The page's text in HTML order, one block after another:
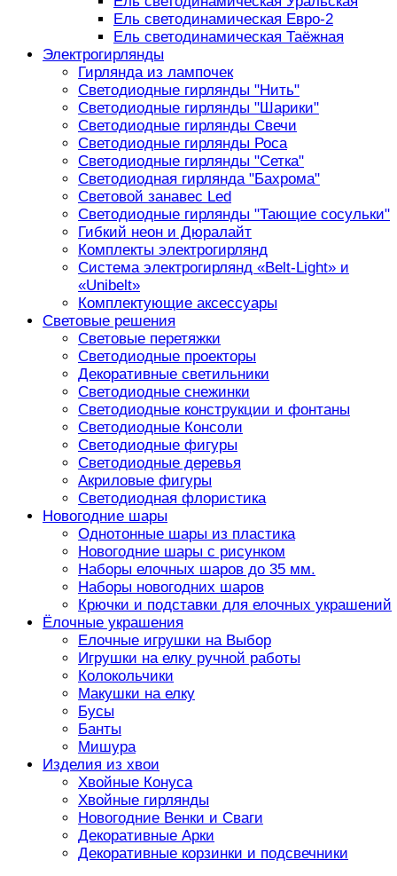
Ель светодинамическая Евро-2
Ель светодинамическая Таёжная
Электрогирлянды
Гирлянда из лампочек
Светодиодные гирлянды "Нить"
Светодиодные гирлянды "Шарики"
Светодиодные гирлянды Свечи
Светодиодные гирлянды Роса
Светодиодные гирлянды "Сетка"
Светодиодная гирлянда "Бахрома"
Световой занавес Led
Светодиодные гирлянды "Тающие сосульки"
Гибкий неон и Дюралайт
Комплекты электрогирлянд
Система электрогирлянд «Belt-Light» и
«Unibelt»
Комплектующие аксессуары
Световые решения
Световые перетяжки
Светодиодные проекторы
Декоративные светильники
Светодиодные снежинки
Светодиодные конструкции и фонтаны
Светодиодные Консоли
Светодиодные фигуры
Светодиодные деревья
Акриловые фигуры
Светодиодная флористика
Новогодние шары
Однотонные шары из пластика
Новогодние шары с рисунком
Наборы елочных шаров до 35 мм.
Наборы новогодних шаров
Крючки и подставки для елочных украшений
Ёлочные украшения
Елочные игрушки на Выбор
Игрушки на елку ручной работы
Колокольчики
Макушки на елку
Бусы
Банты
Мишура
Изделия из хвои
Хвойные Конуса
Хвойные гирлянды
Новогодние Венки и Сваги
Декоративные Арки
Декоративные корзинки и подсвечники